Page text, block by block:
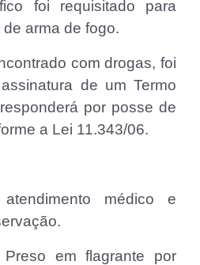
foi requisitado para
arma de fogo.
com drogas, foi
de um Termo
por posse de
a Lei 11.343/06.
médico e
em flagrante por